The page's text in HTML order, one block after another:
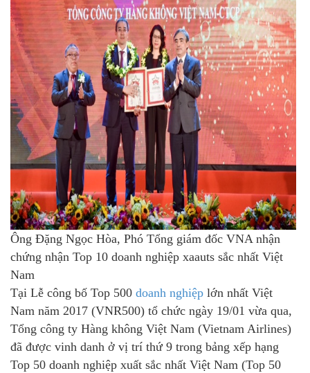
Ông Đặng Ngọc Hòa, Phó Tổng giám đốc VNA nhận
chứng nhận Top 10 doanh nghiệp xaauts sắc nhất Việt
Nam
Tại Lễ công bố Top 500 doanh nghiệp lớn nhất Việt
Nam năm 2017 (VNR500) tổ chức ngày 19/01 vừa qua,
Tổng công ty Hàng không Việt Nam (Vietnam Airlines)
đã được vinh danh ở vị trí thứ 9 trong bảng xếp hạng
Top 50 doanh nghiệp xuất sắc nhất Việt Nam (Top 50